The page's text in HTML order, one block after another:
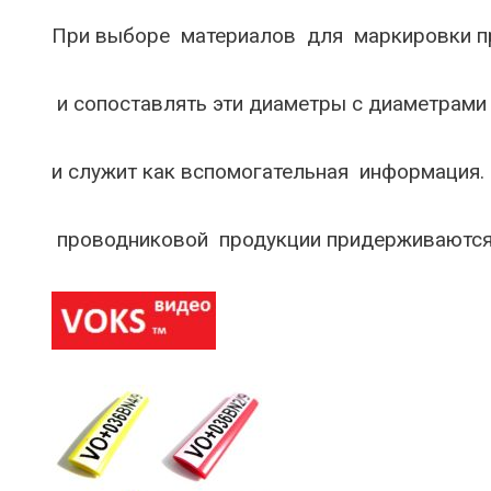
При выборе материалов для маркировки
и сопоставлять эти диаметры с
и служит как вспомогательная
проводниковой продукции